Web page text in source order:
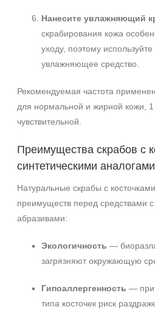
Нанесите увлажняющий
скрабирования кожа
уходу, поэтому
увлажняющее средство.
Рекомендуемая частота
для нормальной и жирной кожи,
чувствительной.
Преимущества скрабов с
синтетическими аналогами
Натуральные скрабы с
преимуществ перед средствами
абразивами:
Экологичность —
загрязняют окружающую
Гипоаллергенность — при
типа косточек риск